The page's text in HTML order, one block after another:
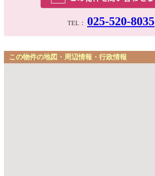
TEL： 025-520-8035
この物件の地図・周辺情報・行政情報